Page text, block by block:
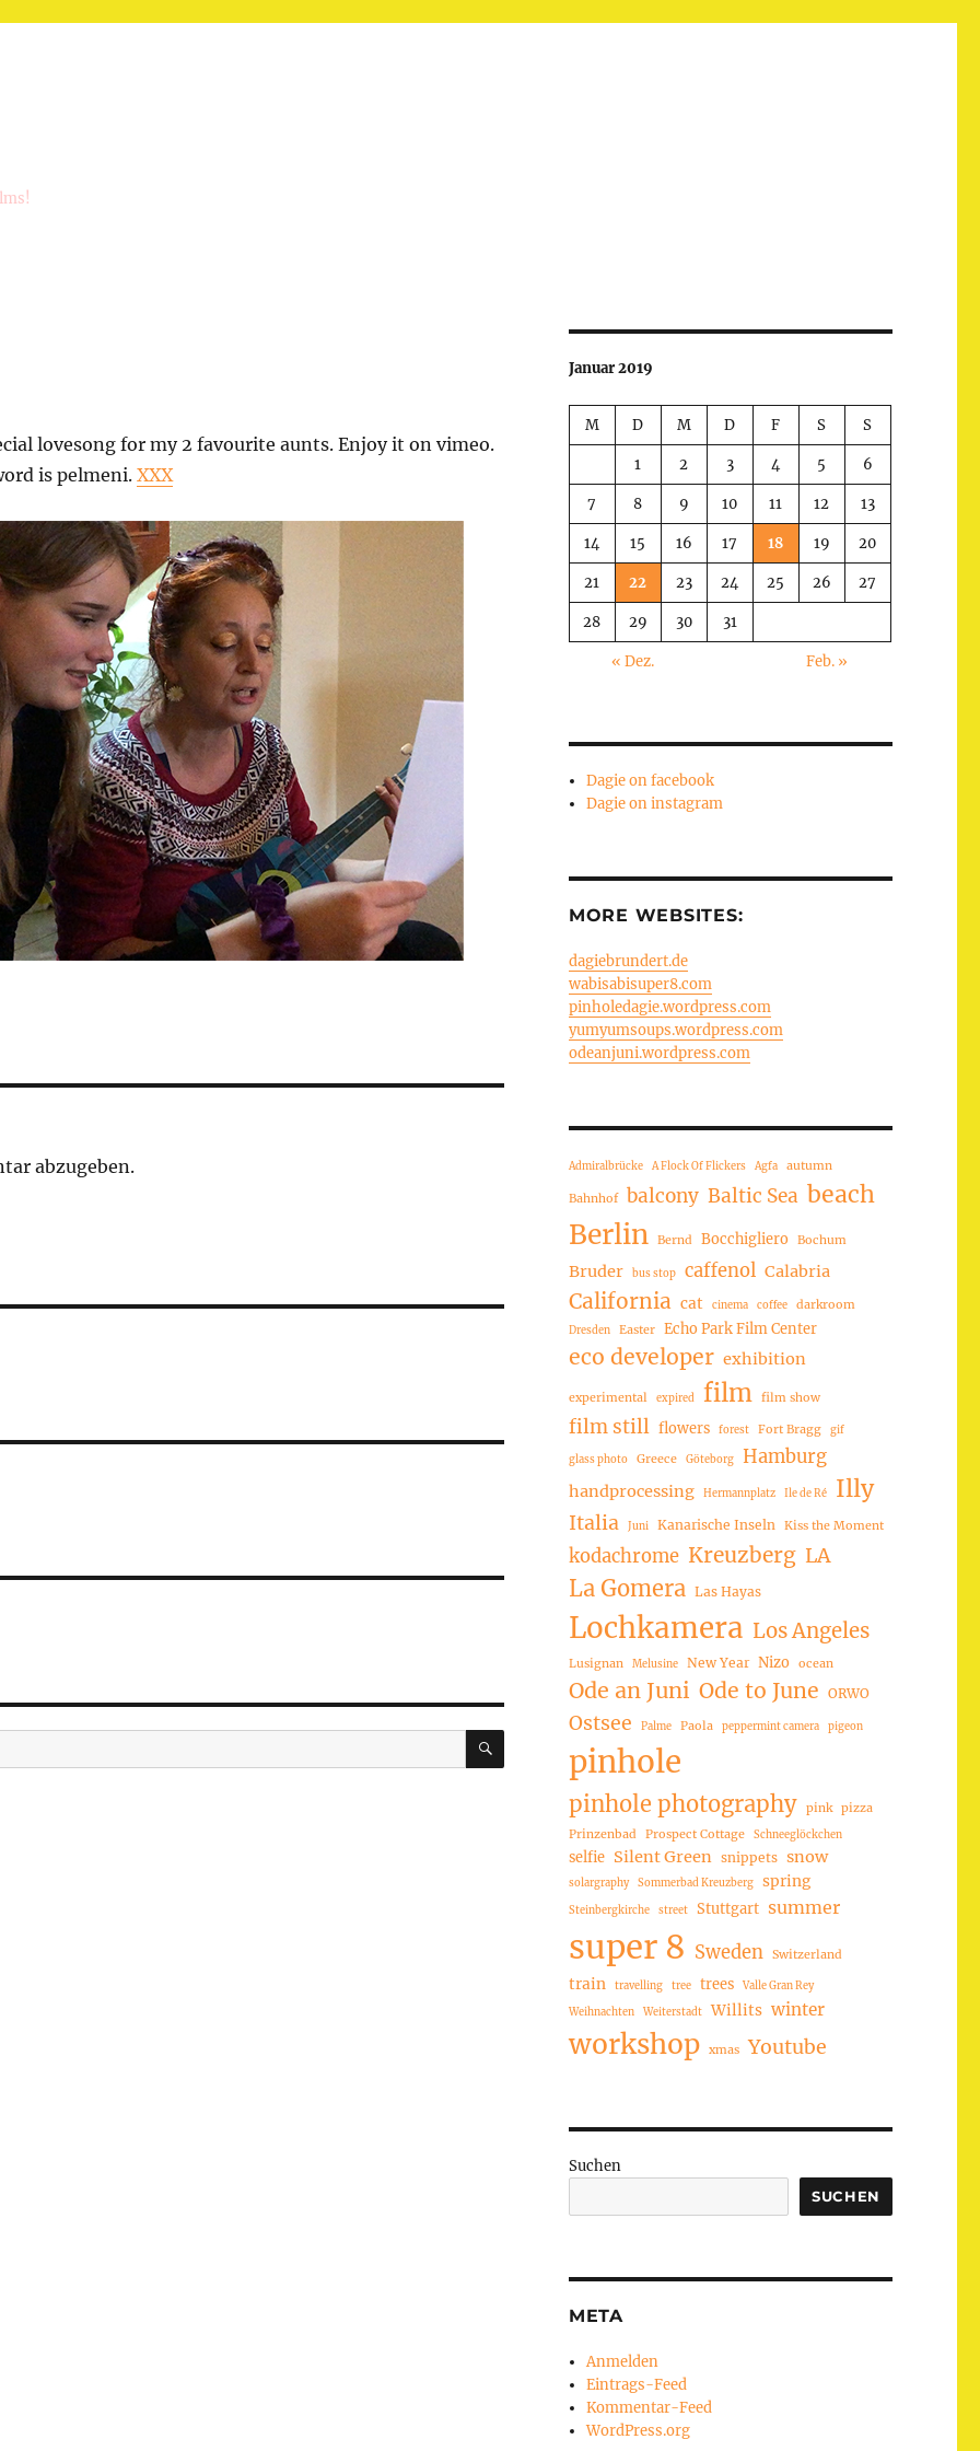
lovesong for my 2 favourite aunts. Enjoy it on vimeo.
is pelmeni. XXX
abzugeben.
SUCHEN
Januar 2019
M D M D F S S
1 2 3 4 5 6
7 8 9 10 11 12 13
14 15 16 17 18 19 20
21 22 23 24 25 26 27
28 29 30 31
« Dez. Feb. »
Dagie on facebook
Dagie on instagram
MORE WEBSITES:
dagiebrundert.de
wabisabisuper8.com
pinholedagie.wordpress.com
yumyumsoups.wordpress.com
odeanjuni.wordpress.com
Admiralbrücke A Flock Of Flickers Agfa autumn
Bahnhof balcony Baltic Sea beach
Berlin Bernd Bocchigliero Bochum
Bruder bus stop caffenol Calabria
California cat cinema coffee darkroom
Dresden Easter Echo Park Film Center
eco developer exhibition
experimental expired film film show
film still flowers forest Fort Bragg gif
glass photo Greece Göteborg Hamburg
handprocessing Hermannplatz Ile de Ré Illy
Italia Juni Kanarische Inseln Kiss the Moment
kodachrome Kreuzberg LA
La Gomera Las Hayas
Lochkamera Los Angeles
Lusignan Melusine New Year Nizo ocean
Ode an Juni Ode to June ORWO
Ostsee Palme Paola peppermint camera pigeon
pinhole
pinhole photography pink pizza
Prinzenbad
Prospect Cottage Schneeglöckchen
selfie Silent Green snippets snow
solargraphy Sommerbad Kreuzberg spring
Steinbergkirche street Stuttgart summer
super 8 Sweden Switzerland
train travelling tree trees
Valle Gran Rey
Weihnachten
Weiterstadt Willits winter
workshop xmas Youtube
Suchen
SUCHEN
META
Anmelden
Eintrags-Feed
Kommentar-Feed
WordPress.org